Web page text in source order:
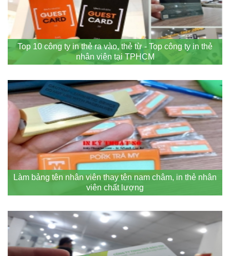
Top 10 công ty in thẻ ra vào, thẻ từ - Top công ty in thẻ
nhân viên tại TPHCM
Làm bảng tên nhân viên thay tên nam châm, in thẻ nhân
viên chất lượng